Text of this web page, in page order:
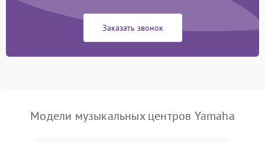
Заказать звонок
Модели музыкальных центров Yamaha